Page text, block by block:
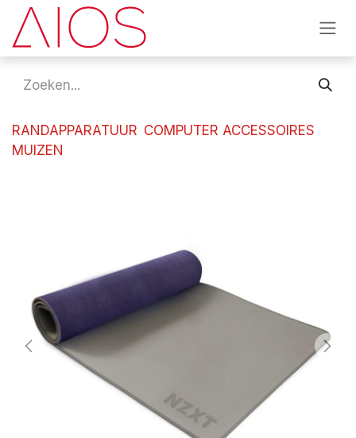
Overslaan naar inhoud
RANDAPPARATUUR COMPUTER ACCESSOIRES
MUIZEN